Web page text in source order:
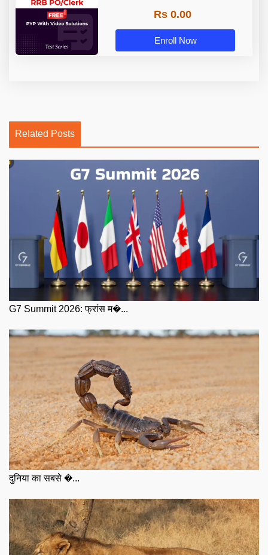
Rs 0.00
Enroll Now
Related Posts
G7 Summit 2026: फ्रांस म�...
दुनिया का सबसे �...